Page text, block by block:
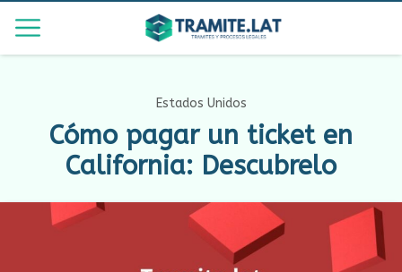
Estados Unidos
Cómo pagar un ticket en
California: Descubrelo